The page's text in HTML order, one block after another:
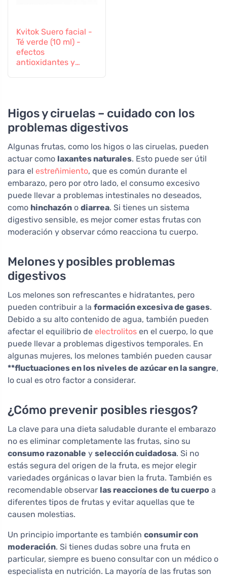
Kvitok Suero facial -
Té verde (10 ml) -
efectos
antioxidantes y
Higos y ciruelas – cuidado con los
problemas digestivos
Algunas frutas, como los higos o las ciruelas, pueden
actuar como laxantes naturales. Esto puede ser útil
para el estreñimiento, que es común durante el
embarazo, pero por otro lado, el consumo excesivo
puede llevar a problemas intestinales no deseados,
como hinchazón o diarrea. Si tienes un sistema
digestivo sensible, es mejor comer estas frutas con
moderación y observar cómo reacciona tu cuerpo.
Melones y posibles problemas
digestivos
Los melones son refrescantes e hidratantes, pero
pueden contribuir a la formación excesiva de gases.
Debido a su alto contenido de agua, también pueden
afectar el equilibrio de electrolitos en el cuerpo, lo que
puede llevar a problemas digestivos temporales. En
algunas mujeres, los melones también pueden causar
**fluctuaciones en los niveles de azúcar en la sangre,
lo cual es otro factor a considerar.
¿Cómo prevenir posibles riesgos?
La clave para una dieta saludable durante el embarazo
no es eliminar completamente las frutas, sino su
consumo razonable y selección cuidadosa. Si no
estás segura del origen de la fruta, es mejor elegir
variedades orgánicas o lavar bien la fruta. También es
recomendable observar las reacciones de tu cuerpo a
diferentes tipos de frutas y evitar aquellas que te
causen molestias.
Un principio importante es también consumir con
moderación. Si tienes dudas sobre una fruta en
particular, siempre es bueno consultar con un médico o
especialista en nutrición. La mayoría de las frutas son